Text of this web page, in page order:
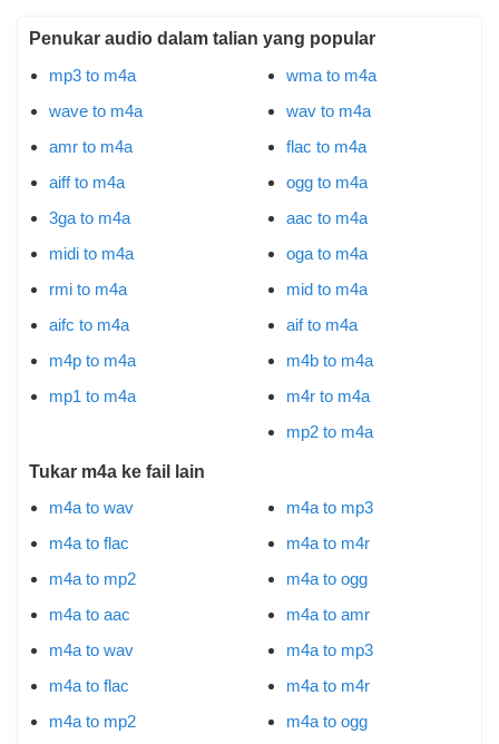
Penukar audio dalam talian yang popular
mp3 to m4a
wave to m4a
amr to m4a
aiff to m4a
3ga to m4a
midi to m4a
rmi to m4a
aifc to m4a
m4p to m4a
mp1 to m4a
wma to m4a
wav to m4a
flac to m4a
ogg to m4a
aac to m4a
oga to m4a
mid to m4a
aif to m4a
m4b to m4a
m4r to m4a
mp2 to m4a
Tukar m4a ke fail lain
m4a to wav
m4a to flac
m4a to mp2
m4a to aac
m4a to wav
m4a to flac
m4a to mp2
m4a to mp3
m4a to m4r
m4a to ogg
m4a to amr
m4a to mp3
m4a to m4r
m4a to ogg